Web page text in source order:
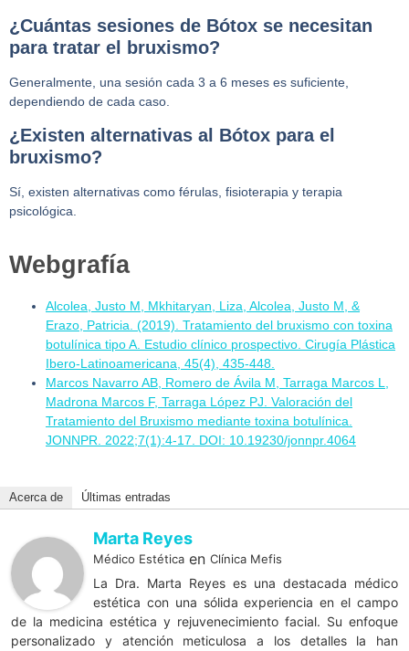
¿Cuántas sesiones de Bótox se necesitan
para tratar el bruxismo?
Generalmente, una sesión cada 3 a 6 meses es suficiente,
dependiendo de cada caso.
¿Existen alternativas al Bótox para el
bruxismo?
Sí, existen alternativas como férulas, fisioterapia y terapia
psicológica.
Webgrafía
Alcolea, Justo M, Mkhitaryan, Liza, Alcolea, Justo M, &
Erazo, Patricia. (2019). Tratamiento del bruxismo con toxina
botulínica tipo A. Estudio clínico prospectivo. Cirugía Plástica
Ibero-Latinoamericana, 45(4), 435-448.
Marcos Navarro AB, Romero de Ávila M, Tarraga Marcos L,
Madrona Marcos F, Tarraga López PJ. Valoración del
Tratamiento del Bruxismo mediante toxina botulínica.
JONNPR. 2022;7(1):4-17. DOI: 10.19230/jonnpr.4064
Acerca de Últimas entradas
Marta Reyes
Médico Estética en Clínica Mefis
La Dra. Marta Reyes es una destacada médico
estética con una sólida experiencia en el campo
de la medicina estética y rejuvenecimiento facial. Su enfoque
personalizado y atención meticulosa a los detalles la han